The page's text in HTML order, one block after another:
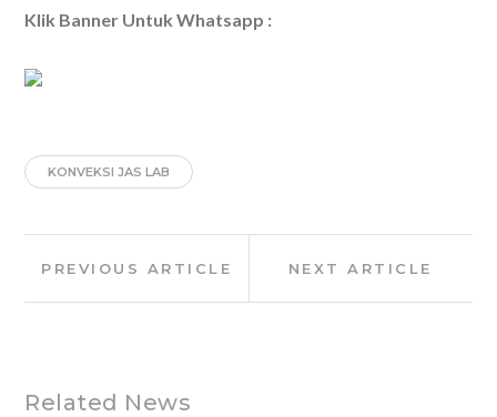
Klik Banner Untuk Whatsapp :
KONVEKSI JAS LAB
navigation
PREVIOUS ARTICLE NEXT ARTICLE
Related News